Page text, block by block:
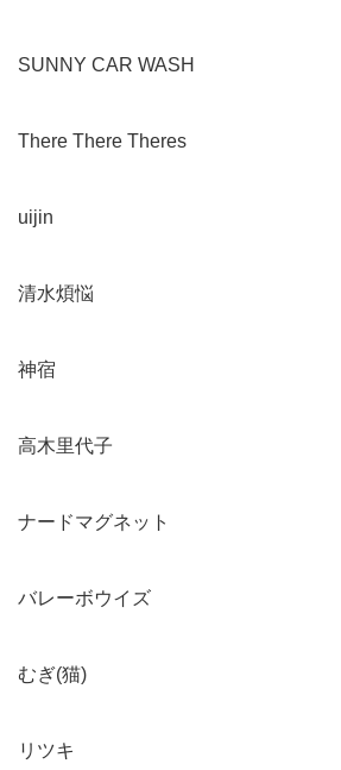
SUNNY CAR WASH
There There Theres
uijin
清水煩悩
神宿
高木里代子
ナードマグネット
バレーボウイズ
むぎ(猫)
リツキ